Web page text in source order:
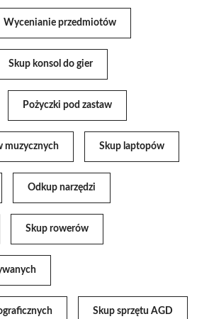
Wycenianie przedmiotów
Skup konsol do gier
Pożyczki pod zastaw
muzycznych Skup laptopów
Odkup narzędzi
Skup rowerów
Skup sprzętu AGD